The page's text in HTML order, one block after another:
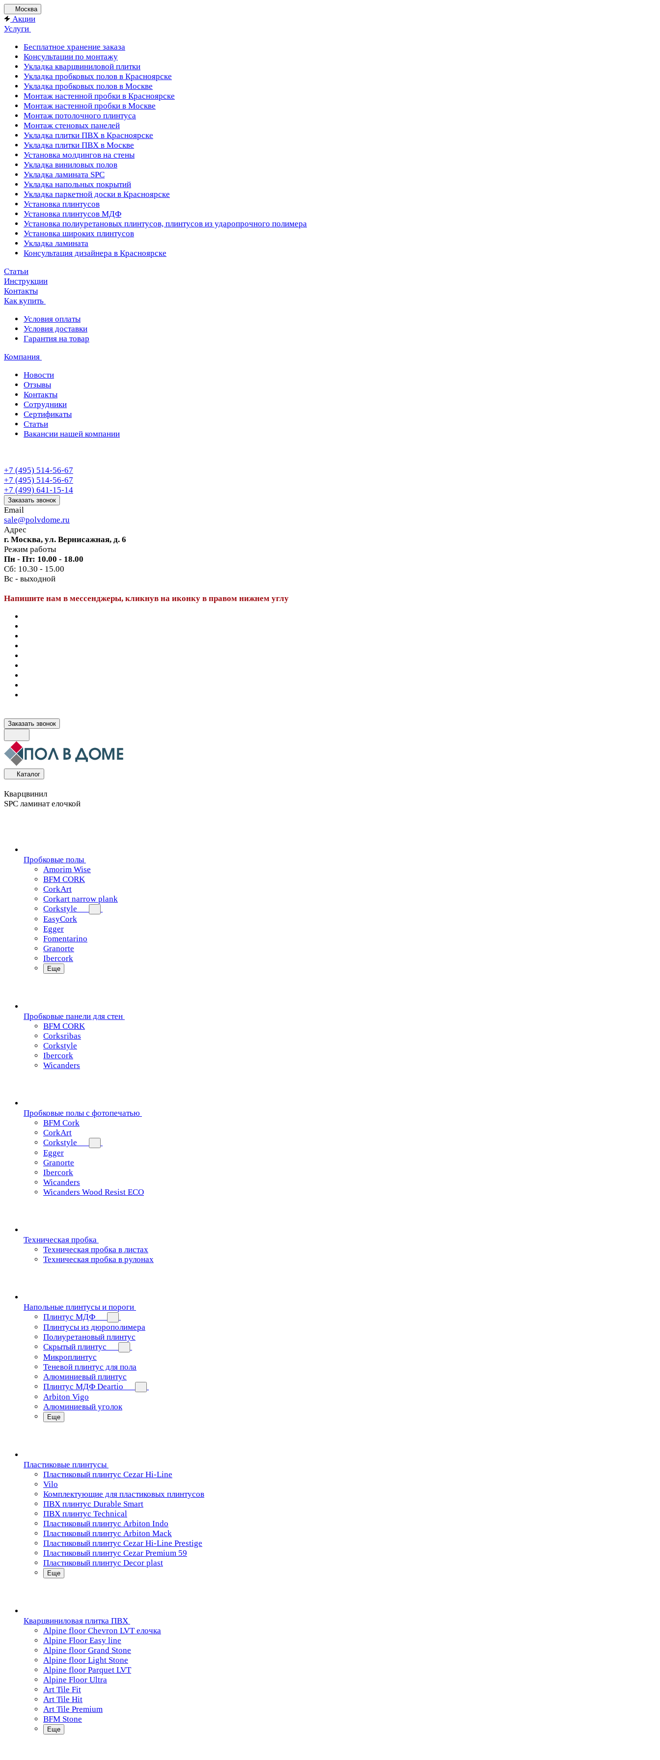
Москва
Акции
Услуги
Бесплатное хранение заказа
Консультации по монтажу
Укладка кварцвиниловой плитки
Укладка пробковых полов в Красноярске
Укладка пробковых полов в Москве
Монтаж настенной пробки в Красноярске
Монтаж настенной пробки в Москве
Монтаж потолочного плинтуса
Монтаж стеновых панелей
Укладка плитки ПВХ в Красноярске
Укладка плитки ПВХ в Москве
Установка молдингов на стены
Укладка виниловых полов
Укладка ламината SPC
Укладка напольных покрытий
Укладка паркетной доски в Красноярске
Установка плинтусов
Установка плинтусов МДФ
Установка полиуретановых плинтусов, плинтусов из ударопрочного полимера
Установка широких плинтусов
Укладка ламината
Консультация дизайнера в Красноярске
Статьи
Инструкции
Контакты
Как купить
Условия оплаты
Условия доставки
Гарантия на товар
Компания
Новости
Отзывы
Контакты
Сотрудники
Сертификаты
Статьи
Вакансии нашей компании
+7 (495) 514-56-67
+7 (495) 514-56-67
+7 (499) 641-15-14
Заказать звонок
Email
sale@polvdome.ru
Адрес
г. Москва, ул. Вернисажная, д. 6
Режим работы
Пн - Пт: 10.00 - 18.00
Сб: 10.30 - 15.00
Вс - выходной
Напишите нам в мессенджеры, кликнув на иконку в правом нижнем углу
Заказать звонок
Каталог
Кварцвинил
SPC ламинат елочкой
Пробковые полы
Amorim Wise
BFM CORK
CorkArt
Corkart narrow plank
Corkstyle
EasyCork
Egger
Fomentarino
Granorte
Ibercork
Еще
Пробковые панели для стен
BFM CORK
Corksribas
Corkstyle
Ibercork
Wicanders
Пробковые полы с фотопечатью
BFM Cork
CorkArt
Corkstyle
Egger
Granorte
Ibercork
Wicanders
Wicanders Wood Resist ECO
Техническая пробка
Техническая пробка в листах
Техническая пробка в рулонах
Напольные плинтусы и пороги
Плинтус МДФ
Плинтусы из дюрополимера
Полиуретановый плинтус
Скрытый плинтус
Микроплинтус
Теневой плинтус для пола
Алюминиевый плинтус
Плинтус МДФ Deartio
Arbiton Vigo
Алюминиевый уголок
Еще
Пластиковые плинтусы
Пластиковый плинтус Cezar Hi-Line
Vilo
Комплектующие для пластиковых плинтусов
ПВХ плинтус Durable Smart
ПВХ плинтус Technical
Пластиковый плинтус Arbiton Indo
Пластиковый плинтус Arbiton Mack
Пластиковый плинтус Cezar Hi-Line Prestige
Пластиковый плинтус Cezar Premium 59
Пластиковый плинтус Decor plast
Еще
Кварцвиниловая плитка ПВХ
Alpine floor Chevron LVT елочка
Alpine Floor Easy line
Alpine floor Grand Stone
Alpine floor Light Stone
Alpine floor Parquet LVT
Alpine Floor Ultra
Art Tile Fit
Art Tile Hit
Art Tile Premium
BFM Stone
Еще